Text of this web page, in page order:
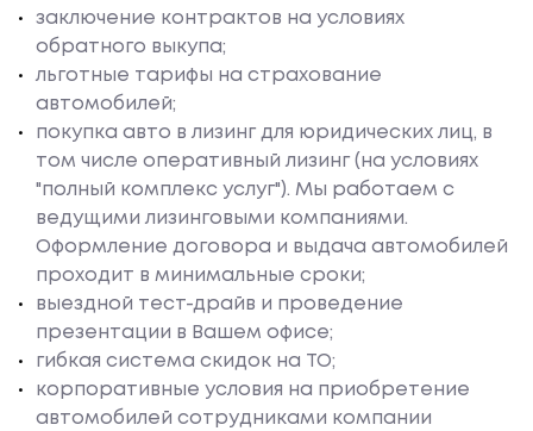
заключение контрактов на условиях
обратного выкупа;
льготные тарифы на страхование
автомобилей;
покупка авто в лизинг для юридических лиц, в
том числе оперативный лизинг (на условиях
"полный комплекс услуг"). Мы работаем с
ведущими лизинговыми компаниями.
Оформление договора и выдача автомобилей
проходит в минимальные сроки;
выездной тест-драйв и проведение
презентации в Вашем офисе;
гибкая система скидок на ТО;
корпоративные условия на приобретение
автомобилей сотрудниками компании